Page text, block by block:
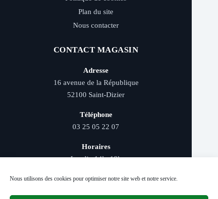
Nous utilisons des cookies pour optimiser notre site web et notre service.
Plan du site
Nous contacter
CONTACT MAGASIN
Adresse
16 avenue de la République
52100 Saint-Dizier
Téléphone
03 25 05 22 07
Horaires
Lundi : 14h–19h